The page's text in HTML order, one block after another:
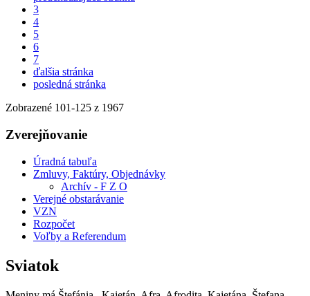
3
4
5
6
7
ďalšia stránka
posledná stránka
Zobrazené 101-125 z 1967
Zverejňovanie
Úradná tabuľa
Zmluvy, Faktúry, Objednávky
Archív - F Z O
Verejné obstarávanie
VZN
Rozpočet
Voľby a Referendum
Sviatok